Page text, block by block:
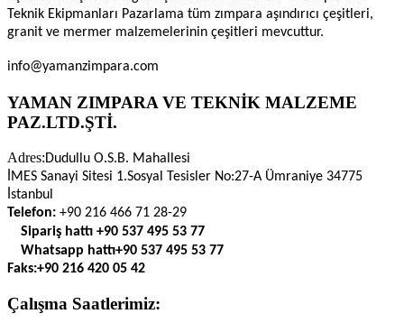
Teknik Ekipmanları Pazarlama tüm zımpara aşındırıcı çeşitleri,
granit ve mermer malzemelerinin çeşitleri mevcuttur.
info@yamanzimpara.com
YAMAN ZIMPARA VE TEKNİK MALZEME
PAZ.LTD.ŞTİ.
Adres:Dudullu O.S.B. Mahallesi
İMES Sanayi Sitesi 1.Sosyal Tesisler No:27-A Ümraniye 34775
İstanbul
Telefon: +90 216 466 71 28-29
Sipariş hattı +90 537 495 53 77
Whatsapp hattı+90 537 495 53 77
Faks:+90 216 420 05 42
Çalışma Saatlerimiz: